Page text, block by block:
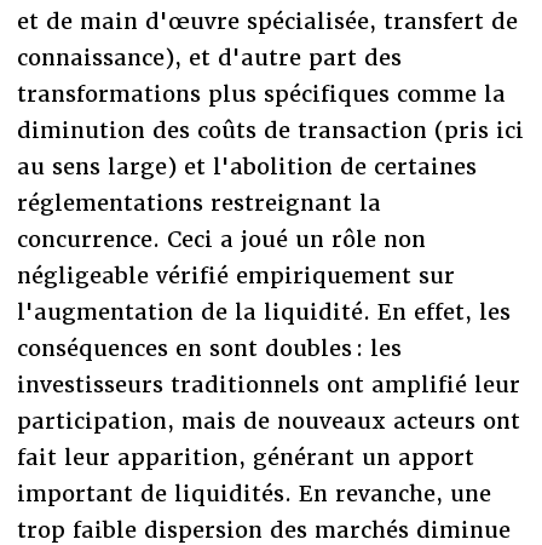
et de main d'œuvre spécialisée, transfert de
connaissance), et d'autre part des
transformations plus spécifiques comme la
diminution des coûts de transaction (pris ici
au sens large) et l'abolition de certaines
réglementations restreignant la
concurrence. Ceci a joué un rôle non
négligeable vérifié empiriquement sur
l'augmentation de la liquidité. En effet, les
conséquences en sont doubles : les
investisseurs traditionnels ont amplifié leur
participation, mais de nouveaux acteurs ont
fait leur apparition, générant un apport
important de liquidités. En revanche, une
trop faible dispersion des marchés diminue